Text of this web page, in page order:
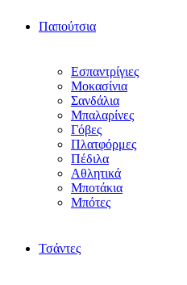
Παπούτσια
Εσπαντρίγιες
Μοκασίνια
Σανδάλια
Μπαλαρίνες
Γόβες
Πλατφόρμες
Πέδιλα
Αθλητικά
Μποτάκια
Μπότες
Τσάντες